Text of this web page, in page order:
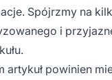
Spójrzmy na
i
artykuł powinien